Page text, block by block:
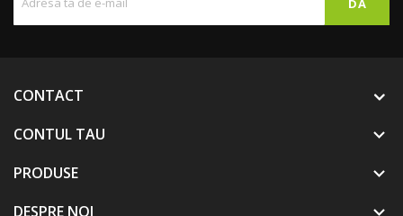
CONTACT
CONTUL TAU

PRODUSE 
DESPRE NOI